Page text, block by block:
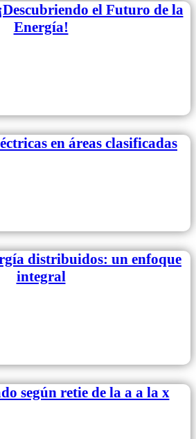
el Futuro de la
Energía!
en áreas clasificadas
distribuidos: un enfoque
integral
según retie de la a a la x